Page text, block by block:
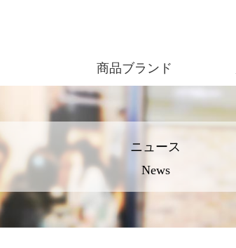
商品ブランド
ニュース
News